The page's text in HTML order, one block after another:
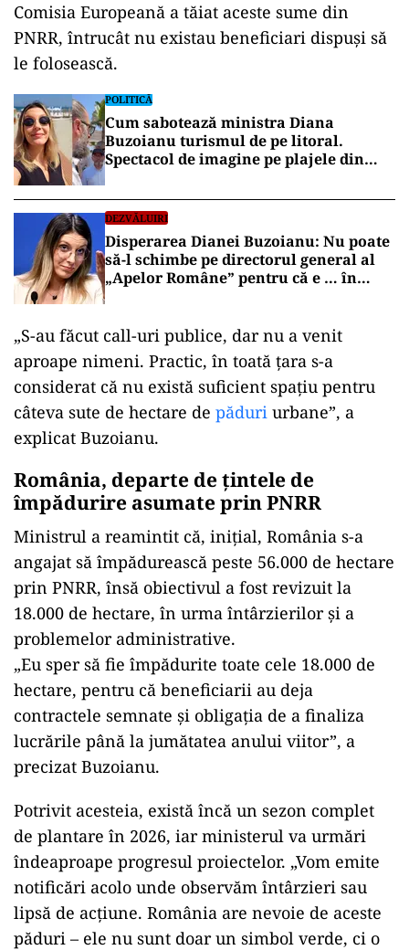
Comisia Europeană a tăiat aceste sume din
PNRR, întrucât nu existau beneficiari dispuși să
le folosească.
POLITICĂ
Cum sabotează ministra Diana
Buzoianu turismul de pe litoral.
Spectacol de imagine pe plajele din
DEZVĂLUIRI
Disperarea Dianei Buzoianu: Nu poate
să-l schimbe pe directorul general al
„Apelor Române” pentru că e … în
„S-au făcut call-uri publice, dar nu a venit
aproape nimeni. Practic, în toată țara s-a
considerat că nu există suficient spațiu pentru
câteva sute de hectare de păduri urbane”, a
explicat Buzoianu.
România, departe de țintele de
împădurire asumate prin PNRR
Ministrul a reamintit că, inițial, România s-a
angajat să împădurească peste 56.000 de hectare
prin PNRR, însă obiectivul a fost revizuit la
18.000 de hectare, în urma întârzierilor și a
problemelor administrative.
„Eu sper să fie împădurite toate cele 18.000 de
hectare, pentru că beneficiarii au deja
contractele semnate și obligația de a finaliza
lucrările până la jumătatea anului viitor”, a
precizat Buzoianu.
Potrivit acesteia, există încă un sezon complet
de plantare în 2026, iar ministerul va urmări
îndeaproape progresul proiectelor. „Vom emite
notificări acolo unde observăm întârzieri sau
lipsă de acțiune. România are nevoie de aceste
păduri – ele nu sunt doar un simbol verde, ci o